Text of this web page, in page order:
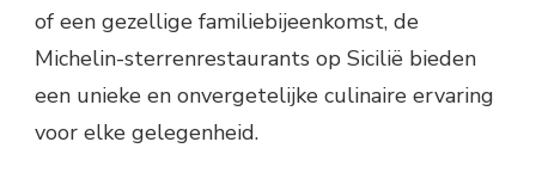
of een gezellige familiebijeenkomst, de
Michelin-sterrenrestaurants op Sicilië bieden
een unieke en onvergetelijke culinaire ervaring
voor elke gelegenheid.